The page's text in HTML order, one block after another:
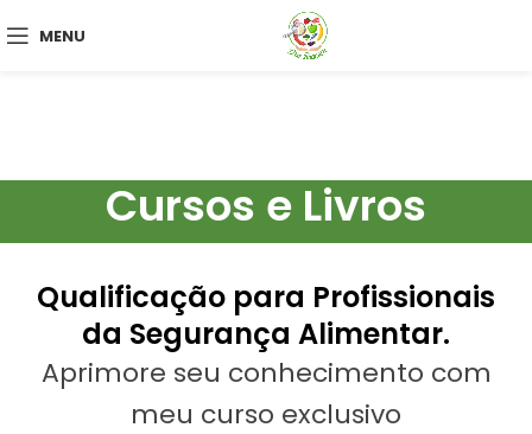
MENU
Cursos e Livros
Qualificação para Profissionais
da Segurança Alimentar.
Aprimore seu conhecimento com
meu curso exclusivo